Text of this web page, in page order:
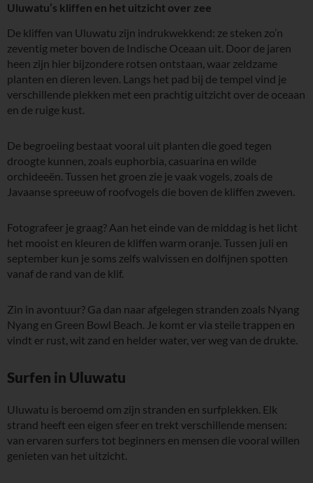
Uluwatu’s kliffen en het uitzicht over zee
De kliffen van Uluwatu zijn indrukwekkend: ze steken zo’n
zeventig meter boven de Indische Oceaan uit. Door de jaren
heen zijn hier bijzondere rotsen ontstaan, waar zeldzame
planten en dieren leven. Langs het pad bij de tempel vind je
verschillende plekken met een prachtig uitzicht over de oceaan
en de ruige kust.
De begroeiing bestaat vooral uit planten die goed tegen
droogte kunnen, zoals euphorbia, casuarina en wilde
orchideeën. Tussen het groen zie je vaak vogels, zoals de
Javaanse spreeuw of roofvogels die boven de kliffen zweven.
Fotografeer je graag? Aan het einde van de middag is het licht
het mooist en kleuren de kliffen warm oranje. Tussen juli en
september kun je soms zelfs walvissen en dolfijnen spotten
vanaf de rand van de klif.
Zin in avontuur? Ga dan naar afgelegen stranden zoals Nyang
Nyang en Green Bowl Beach. Je komt er via steile trappen en
vindt er rust, wit zand en helder water, ver weg van de drukte.
Surfen in Uluwatu
Uluwatu is beroemd om zijn stranden en surfplekken. Elk
strand heeft een eigen sfeer en trekt verschillende mensen:
van ervaren surfers tot beginners en mensen die vooral willen
genieten van het uitzicht.